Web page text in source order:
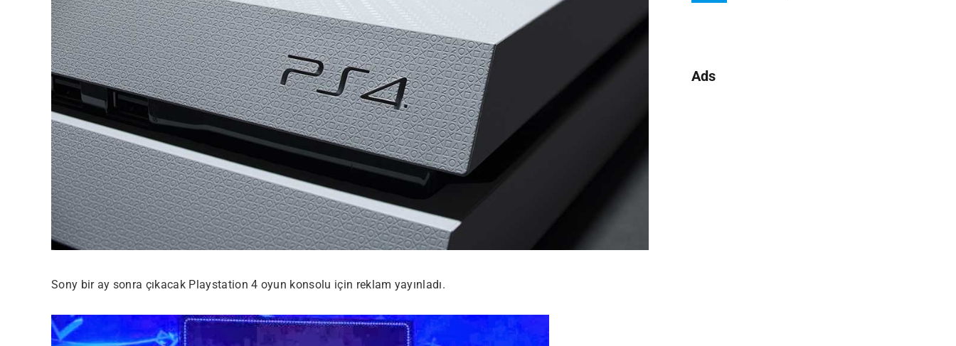
Sony bir ay sonra çıkacak Playstation 4 oyun konsolu için reklam yayınladı.
Ads